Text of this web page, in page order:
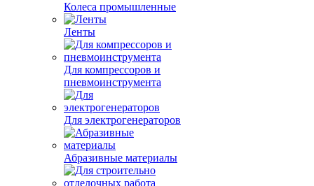
Колеса промышленные
Ленты
Для компрессоров и
пневмоинструмента
Для электрогенераторов
Абразивные материалы